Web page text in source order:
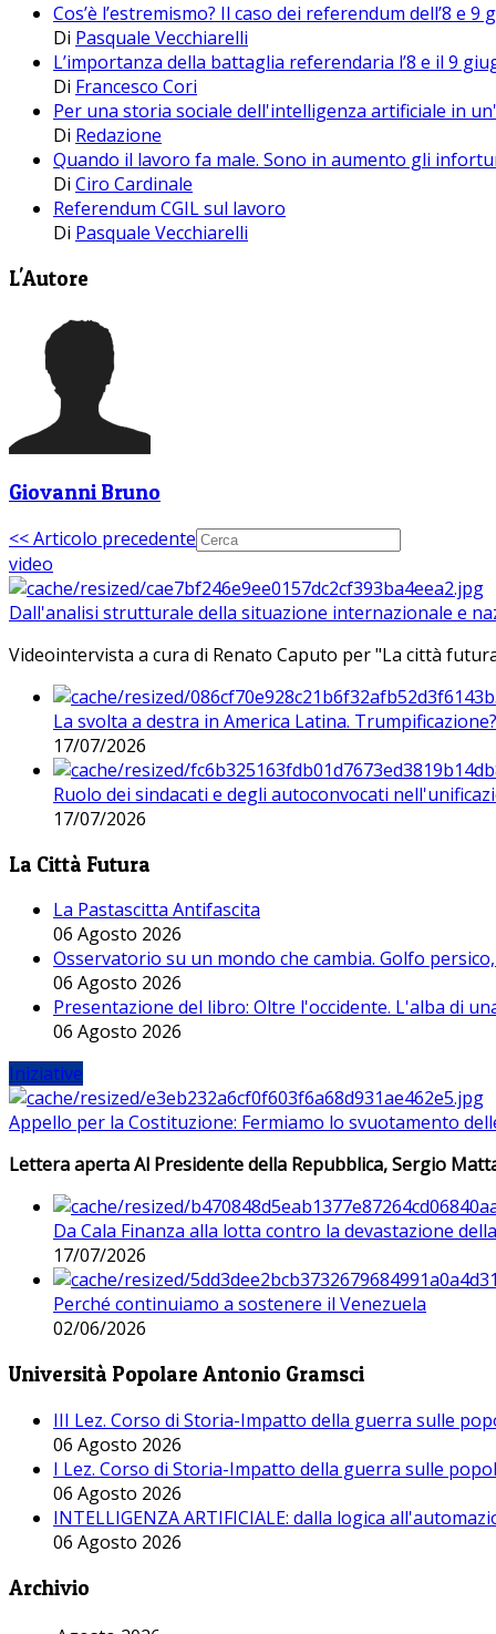
Cos’è l’estremismo? Il caso dei referendum dell’8 e 9
Di Pasquale Vecchiarelli
L’importanza della battaglia referendaria l’8 e il 9
Di Francesco Cori
Per una storia sociale dell'intelligenza artificiale in
Di Redazione
Quando il lavoro fa male. Sono in aumento gli
Di Ciro Cardinale
Referendum CGIL sul lavoro
Di Pasquale Vecchiarelli
L'Autore
Giovanni Bruno
<< Articolo precedente
video
Dall'analisi strutturale della situazione internazionale e
Videointervista a cura di Renato Caputo per "La città
La svolta a destra in America Latina. Trumpificazione?
17/07/2026
Ruolo dei sindacati e degli autoconvocati
17/07/2026
La Città Futura
La Pastascitta Antifascita
06 Agosto 2026
Osservatorio su un mondo che cambia. Golfo
06 Agosto 2026
Presentazione del libro: Oltre l'occidente. L'alba di
06 Agosto 2026
Iniziative
Appello per la Costituzione: Fermiamo lo svuotamento
Lettera aperta Al Presidente della Repubblica, Sergio
Da Cala Finanza alla lotta contro la devastazione
17/07/2026
Perché continuiamo a sostenere il Venezuela
02/06/2026
Università Popolare Antonio Gramsci
III Lez. Corso di Storia-Impatto della guerra sulle
06 Agosto 2026
I Lez. Corso di Storia-Impatto della guerra sulle
06 Agosto 2026
INTELLIGENZA ARTIFICIALE: dalla logica
06 Agosto 2026
Archivio